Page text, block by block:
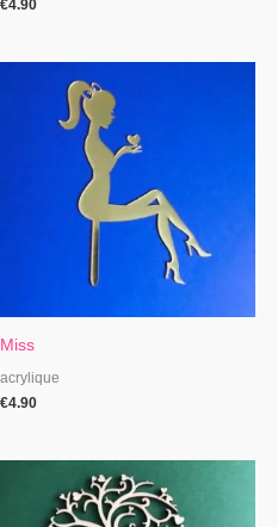
€4.90
Miss
acrylique
€4.90